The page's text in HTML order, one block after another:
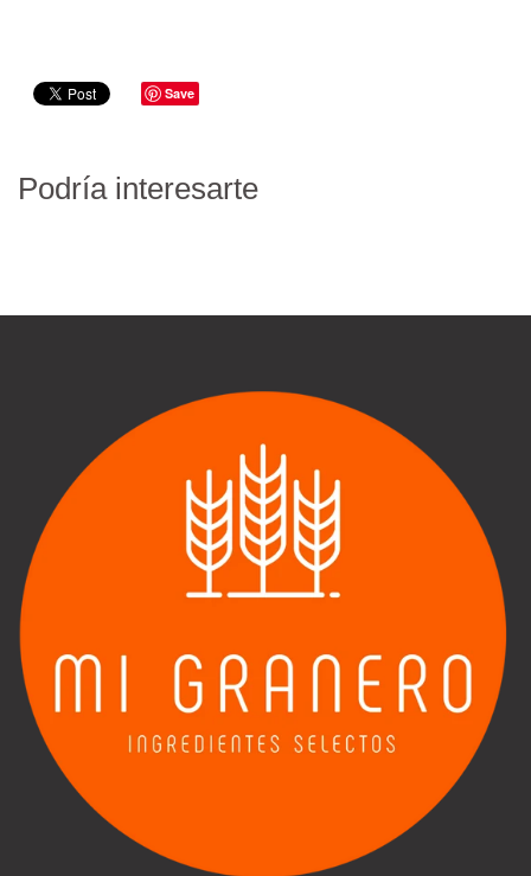
Save
Podría interesarte